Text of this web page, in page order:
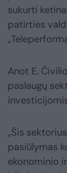
sukurti
patirties
Anot E.
paslaugų
„Šis
pasiūlymas
ekonominio